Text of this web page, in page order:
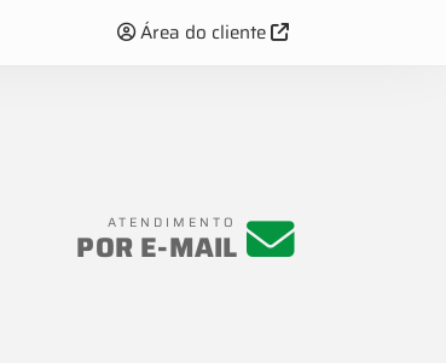
Área do cliente
ATENDIMENTO
POR E-MAIL